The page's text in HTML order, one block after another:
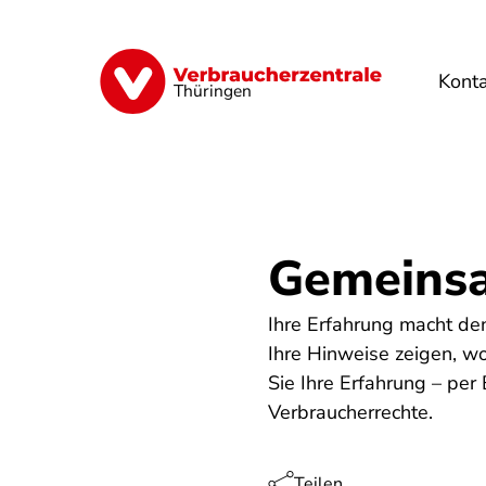
Thüringen
Finanzen Digitales Lebensmittel
Ihre Erfahrung macht
Ihre Hinweise zeigen,
Sie Ihre Erfahrung –
Verbraucherrechte.